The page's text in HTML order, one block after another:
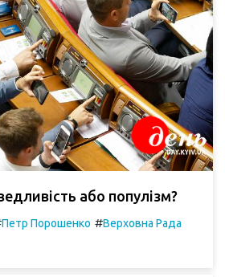
або популізм?
Петр Порошенко #Верховна Рада